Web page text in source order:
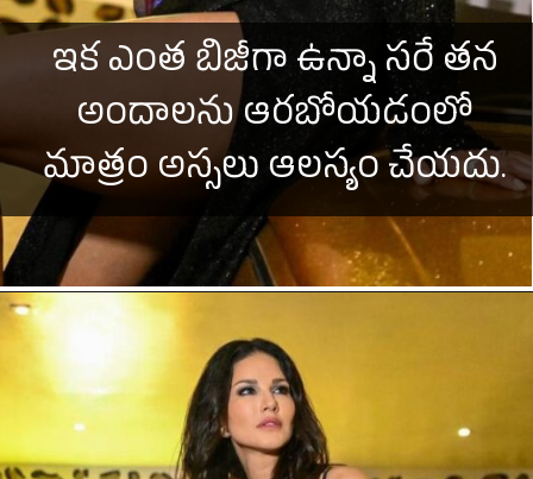
ఇక ఎంత బిజీగా ఉన్నా సరే తన
అందాలను ఆరబోయడంలో
మాత్రం అస్సలు ఆలస్యం చేయదు.